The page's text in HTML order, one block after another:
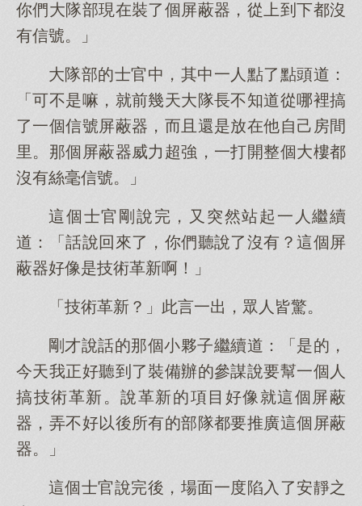
你們大隊部現在裝了個屏蔽器，從上到下都沒
有信號。」
大隊部的士官中，其中一人點了點頭道：
「可不是嘛，就前幾天大隊長不知道從哪裡搞
了一個信號屏蔽器，而且還是放在他自己房間
里。那個屏蔽器威力超強，一打開整個大樓都
沒有絲毫信號。」
這個士官剛說完，又突然站起一人繼續
道：「話說回來了，你們聽說了沒有？這個屏
蔽器好像是技術革新啊！」
「技術革新？」此言一出，眾人皆驚。
剛才說話的那個小夥子繼續道：「是的，
今天我正好聽到了裝備辦的參謀說要幫一個人
搞技術革新。說革新的項目好像就這個屏蔽
器，弄不好以後所有的部隊都要推廣這個屏蔽
器。」
這個士官說完後，場面一度陷入了安靜之